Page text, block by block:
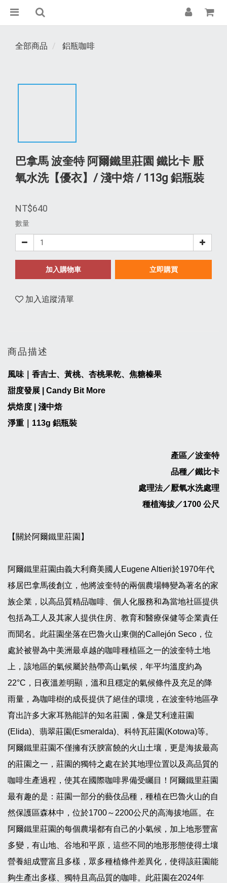
全部商品 鋁瓶咖啡
巴拿馬 波奎特 阿爾鐵里莊園 鐵比卡 厭
氧水洗【優衣】/ 淺中焙 / 113g 鋁瓶裝
NT$640
數量
加入購物車 立即購買
加入追蹤清單
商品描述
風味｜香吉士、黃桃、杏桃果乾、焦糖榛果
甜度發展 | Candy Bit More
烘焙度 | 淺中焙
淨重｜ 113g 鋁瓶裝
產區／波奎特
品種／鐵比卡
處理法／厭氧水洗處理
種植海拔／1700 公尺
【關於阿爾鐵里莊園】
阿爾鐵里莊園由義大利裔美國人Eugene Altieri於1970年代
移居巴拿馬後創立，他將波奎特的兩個農場轉變為著名的家
族企業，以高品質精品咖啡、個人化服務和為當地社區提供
包括為工人及其家人提供住房、教育和醫療保健等企業責任
而聞名。此莊園坐落在巴魯火山東側的Callejón Seco，位
處於被譽為中美洲最卓越的咖啡種植區之一的波奎特土地
上，該地區的氣候屬於熱帶高山氣候，年平均溫度約為
22°C，日夜溫差明顯，溫和且穩定的氣候條件及充足的降
雨量，為咖啡樹的成長提供了絕佳的環境，在波奎特地區孕
育出許多大家耳熟能詳的知名莊園，像是艾利達莊園
(Elida)、翡翠莊園(Esmeralda)、科特瓦莊園(Kotowa)等。
阿爾鐵里莊園不僅擁有沃腴富饒的火山土壤，更是海拔最高
的莊園之一，莊園的獨特之處在於其地理位置以及高品質的
咖啡生產過程，使其在國際咖啡界備受矚目！阿爾鐵里莊園
最有趣的是：莊園一部分的藝伎品種，種植在巴魯火山的自
然保護區森林中，位於1700～2200公尺的高海拔地區。在
阿爾鐵里莊園的每個農場都有自己的小氣候，加上地形豐富
多變，有山地、谷地和平原，這些不同的地形形態使得土壤
營養組成豐富且多樣，眾多種植條件差異化，使得該莊園能
夠生產出多樣、獨特且高品質的咖啡。此莊園在2024年